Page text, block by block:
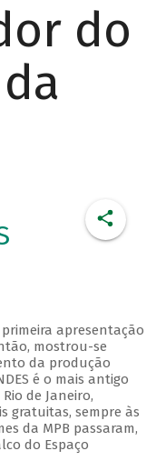
do
primeira apresentação
mostrou-se
da produção
é o mais antigo
de Janeiro,
gratuitas, sempre às
da MPB passaram,
do Espaço